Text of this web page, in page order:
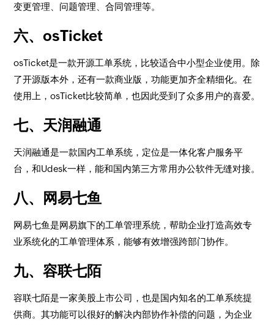
变更管理、问题管理、合同管理等。
六、osTicket
osTicket是一款开源工单系统，比较适合中小型企业使用。除
了开源版本外，还有一款商业版，功能更加齐全精细化。在
使用上，osTicket比较简单，也因此受到了众多用户的喜爱。
七、天润融通
天润融通是一款国内工单系统，定位是一体化客户服务平
台，和Udesk一样，能和国内第三方常用办公软件无缝对接。
八、网易七鱼
网易七鱼是网易旗下的工单管理系统，帮助企业打造高效专
业系统化的工单管理体系，能够有效增强跨部门协作。
九、容联七陌
容联七陌是一家美股上市公司，也是国内知名的工单系统提
供商。其功能可以很好的解决内部协作补偿的问题，为企业